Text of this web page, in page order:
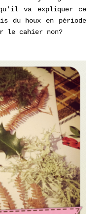
va expliquer ce
du houx en période
le cahier non?